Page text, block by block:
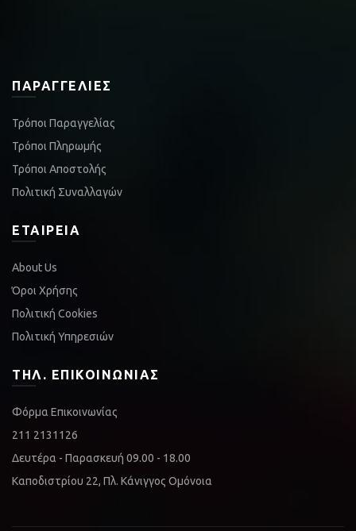
ΠΑΡΑΓΓΕΛΊΕΣ
Τρόποι Παραγγελίας
Τρόποι Πληρωμής
Τρόποι Αποστολής
Πολιτική Συναλλαγών
ΕΤΑΙΡΕΊΑ
About Us
Όροι Χρήσης
Πολιτική Cookies
Πολιτική Υπηρεσιών
ΤΗΛ. ΕΠΙΚΟΙΝΩΝΊΑΣ
Φόρμα Επικοινωνίας
211 2131126
Δευτέρα - Παρασκευή 09.00 - 18.00
Καποδιστρίου 22, Πλ. Κάνιγγος Ομόνοια